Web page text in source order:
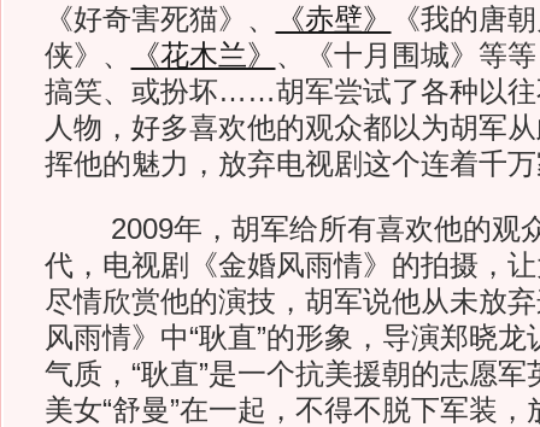
《好奇害死猫》、
《赤壁》
《我的唐
侠》、
《花木兰》 、《十月围城》等
搞笑、或扮坏……胡军尝试了各种以往
人物，好多喜欢他的观众都以为胡军
挥他的魅力，放弃电视剧这个连着千
2009年，胡军给所有喜欢他的观
代，电视剧《金婚风雨情》的拍摄，
尽情欣赏他的演技，胡军说他从未放
风雨情》中“耿直”的形象，导演郑晓
气质，“耿直”是一个抗美援朝的志愿
美女“舒曼”在一起，不得不脱下军装